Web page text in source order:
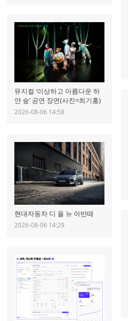
뮤지컬 ‘이상하고 아름다운 하
얀 숲’ 공연 장면(사진=최기홍)
2026-08-06 14:58
현대자동차 디 올 뉴 아반떼
2026-08-06 14:29